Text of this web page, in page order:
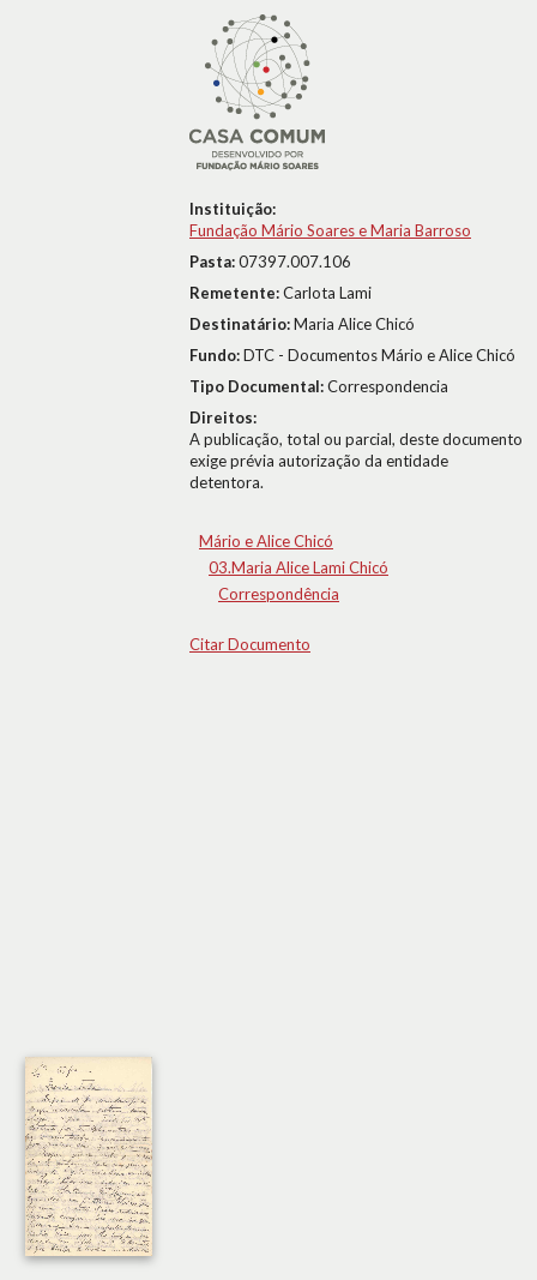
Instituição:
Fundação Mário Soares e Maria Barroso
Pasta:07397.007.106
Remetente:Carlota Lami
Destinatário:Maria Alice Chicó
Fundo:DTC - Documentos Mário e Alice Chicó
Tipo Documental:Correspondencia
Direitos:
A publicação, total ou parcial, deste documento
exige prévia autorização da entidade
detentora.
Mário e Alice Chicó
03.Maria Alice Lami Chicó
Correspondência
Citar Documento